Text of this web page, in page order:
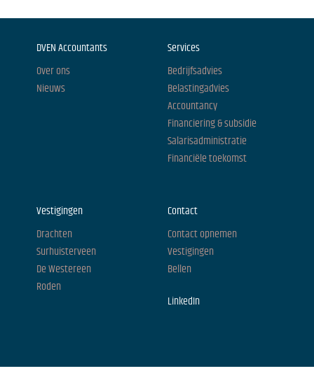
DVEN Accountants
Over ons
Nieuws
Services
Bedrijfsadvies
Belastingadvies
Accountancy
Financiering & subsidie
Salarisadministratie
Financiële toekomst
Vestigingen
Drachten
Surhuisterveen
De Westereen
Roden
Contact
Contact opnemen
Vestigingen
Bellen
LinkedIn